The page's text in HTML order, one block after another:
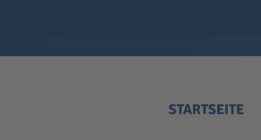
STARTSEITE